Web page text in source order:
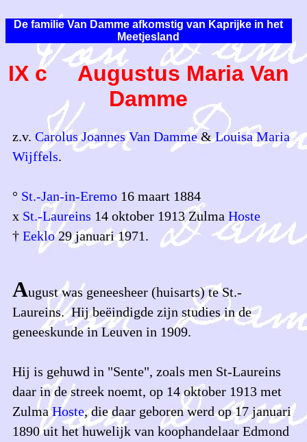
De familie Van Damme afkomstig van Kaprijke in het
Meetjesland
IX c Augustus Maria Van
Damme
z.v. Carolus Joannes Van Damme&Louisa Maria
Wijffels.
° St.-Jan-in-Eremo 16 maart 1884
x St.-Laureins 14 oktober 1913 Zulma Hoste
† Eeklo29 januari 1971.
August was geneesheer (huisarts) te St.-
Laureins. Hij beëindigde zijn studies in de
geneeskunde in Leuven in 1909.
Hij is gehuwd in "Sente", zoals men St-Laureins
daar in de streek noemt, op 14 oktober 1913 met
ZulmaHoste, die daar geboren werd op 17 januari
1890 uit het huwelijk van koophandelaar Edmond